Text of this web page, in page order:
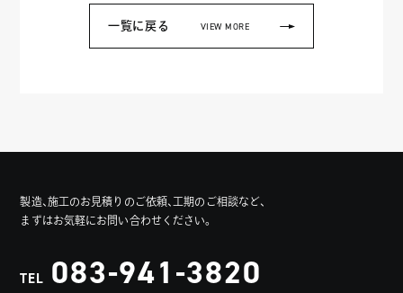
一覧に戻る VIEW MORE
製造、施工のお見積りのご依頼、工期のご相談など、
まずはお気軽にお問い合わせください。
TEL 083-941-3820